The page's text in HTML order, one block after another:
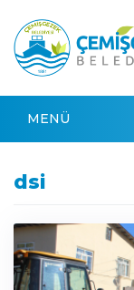
MENÜ
dsi